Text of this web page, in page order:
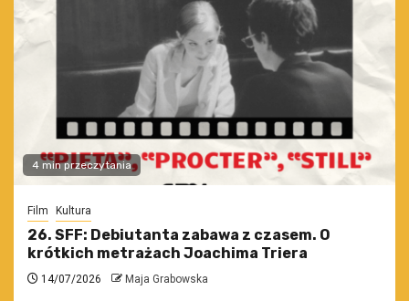
4 min przeczytania
Film Kultura
26. SFF: Debiutanta zabawa z czasem. O
krótkich metrażach Joachima Triera
14/07/2026 Maja Grabowska